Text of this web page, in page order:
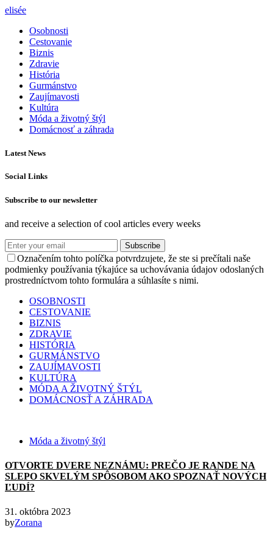
elisée
Osobnosti
Cestovanie
Biznis
Zdravie
História
Gurmánstvo
Zaujímavosti
Kultúra
Móda a životný štýl
Domácnosť a záhrada
Latest News
Social Links
Subscribe to our newsletter
and receive a selection of cool articles every weeks
Subscribe
Označením tohto políčka potvrdzujete, že ste si prečítali naše
podmienky používania týkajúce sa uchovávania údajov odoslaných
prostredníctvom tohto formulára a súhlasíte s nimi.
OSOBNOSTI
CESTOVANIE
BIZNIS
ZDRAVIE
HISTÓRIA
GURMÁNSTVO
ZAUJÍMAVOSTI
KULTÚRA
MÓDA A ŽIVOTNÝ ŠTÝL
DOMÁCNOSŤ A ZÁHRADA
Móda a životný štýl
OTVORTE DVERE NEZNÁMU: PREČO JE RANDE NA
SLEPO SKVELÝM SPÔSOBOM AKO SPOZNAŤ NOVÝCH
ĽUDÍ?
31. októbra 2023
byZorana